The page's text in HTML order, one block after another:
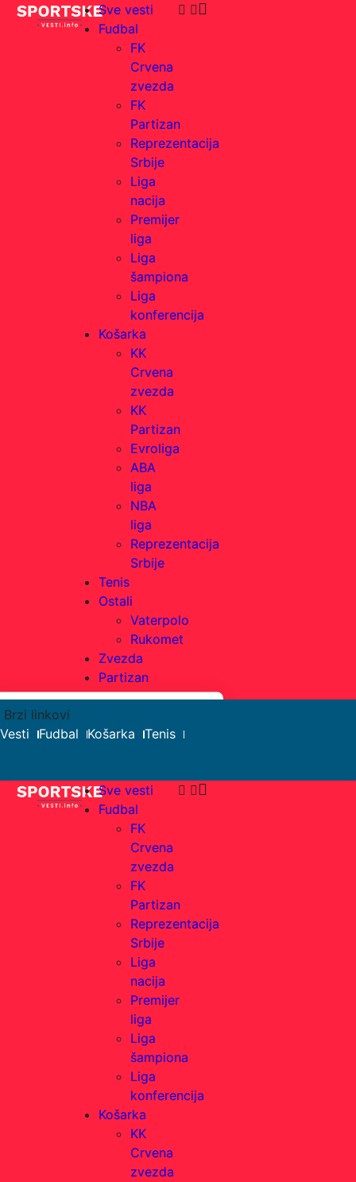
Sve vesti
Fudbal
FK
Crvena
zvezda
FK
Partizan
Reprezentacija
Srbije
Liga
nacija
Premijer
liga
Liga
šampiona
Liga
konferencija
Košarka
KK
Crvena
zvezda
KK
Partizan
Evroliga
ABA
liga
NBA
liga
Reprezentacija
Srbije
Tenis
Ostali
Vaterpolo
Rukomet
Zvezda
Partizan
Brzi linkovi
Vesti
Fudbal Košarka Tenis
Sve vesti
Fudbal
FK
Crvena
zvezda
FK
Partizan
Reprezentacija
Srbije
Liga
nacija
Premijer
liga
Liga
šampiona
Liga
konferencija
Košarka
KK
Crvena
zvezda